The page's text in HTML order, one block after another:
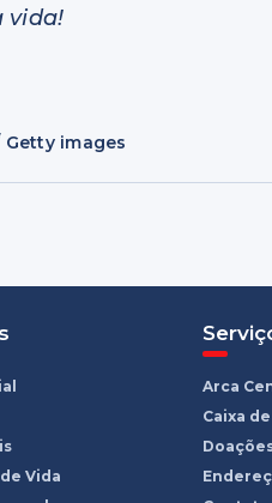
vida!
images
Vida
Arca
Caixa